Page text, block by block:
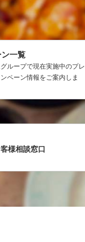
一覧
ループで現在実施中のプレ
ペーン情報をご案内しま
様相談窓口